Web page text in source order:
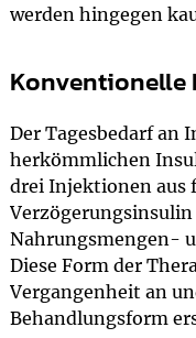
werden hingegen
Der Tagesbedarf an
herkömmlichen
drei Injektionen aus
Nahrungsmengen-
Diese Form der
Vergangenheit an
Behandlungsform